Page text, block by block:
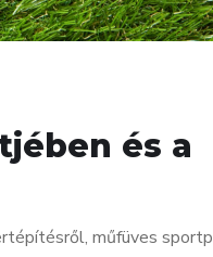
és a
műfüves